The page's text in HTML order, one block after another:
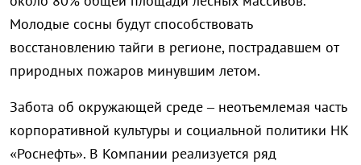
Молодые сосны будут способствовать
восстановлению тайги в регионе, пострадавшем от
природных пожаров минувшим летом.
Забота об окружающей среде – неотъемлемая часть
корпоративной культуры и социальной политики НК
«Роснефть». В Компании реализуется ряд